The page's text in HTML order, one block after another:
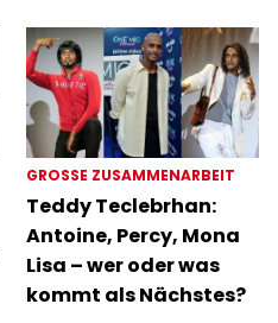
GROSSE ZUSAMMENARBEIT
Teddy Teclebrhan:
Antoine, Percy, Mona
Lisa – wer oder was
kommt als Nächstes?